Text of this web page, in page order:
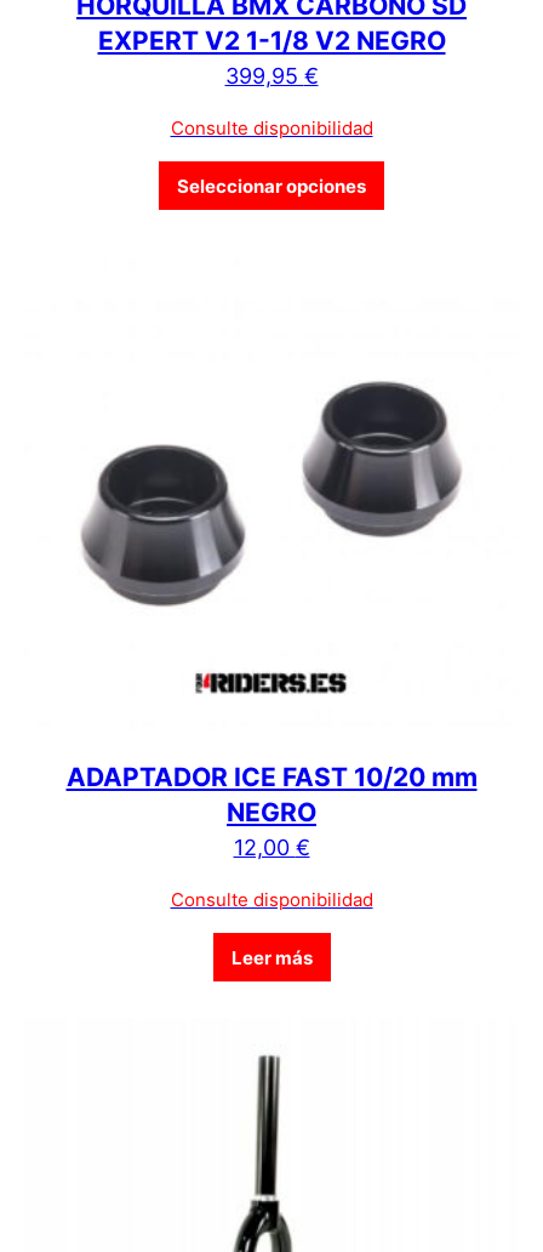
EXPERT V2 1-1/8 V2 NEGRO
399,95 €
Consulte disponibilidad
Seleccionar opciones
ADAPTADOR ICE FAST 10/20 mm
NEGRO
12,00 €
Consulte disponibilidad
Leer más